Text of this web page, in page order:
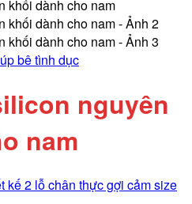
bê tình dục
nguyên
nam